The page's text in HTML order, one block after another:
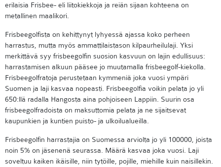
erilaisia Frisbee- eli liitokiekkoja ja reiän sijaan kohteena on
metallinen maalikori.
Frisbeegolfista on kehittynyt lyhyessä ajassa koko perheen
harrastus, mutta myös ammattilaistason kilpaurheilulaji. Yksi
merkittävä syy frisbeegolfin suosion kasvuun on lajin edullisuus:
harrastamisen alkuun pääsee jo muutamalla frisbeegolf-kiekolla.
Frisbeegolfratoja perustetaan kymmeniä joka vuosi ympäri
Suomen ja laji kasvaa nopeasti. Frisbeegolfia voikin pelata jo yli
650:llä radalla Hangosta aina pohjoiseen Lappiin. Suurin osa
frisbeegolfradoista on maksuttomia pelata ja ne sijaitsevat
kaupunkien ja kuntien puisto- ja ulkoilualueilla.
Frisbeegolfin harrastajia on Suomessa arviolta jo yli 100000, joista
noin 5% on jäsenenä seurassa. Määrä kasvaa joka vuosi. Laji
soveltuu kaiken ikäisille, niin tytöille, pojille, miehille kuin naisillekin.